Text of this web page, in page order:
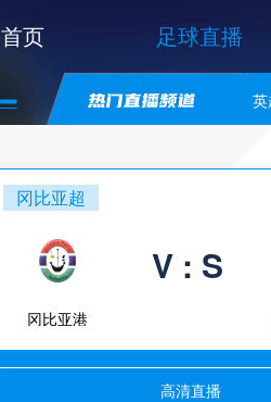
首页 足球直播
英
冈比亚超
冈比亚港
V : S
高清直播